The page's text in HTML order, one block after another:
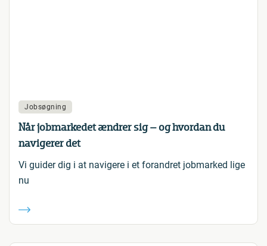
Jobsøgning
Når jobmarkedet ændrer sig – og hvordan du
navigerer det
Vi guider dig i at navigere i et forandret jobmarked lige
nu